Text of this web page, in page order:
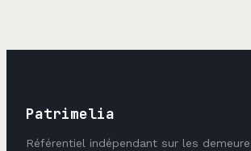
Patrimelia
Référentiel indépendant sur les